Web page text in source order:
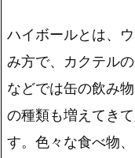
ハイボールとは、
み方で、カクテル
などでは缶の飲み
の種類も増えてき
す。色々な食べ物